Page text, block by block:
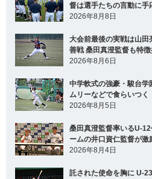
督は選手たちの言動に手
2026年8月8日
大会前最後の実戦は山
善戦 桑田真澄監督も特徴
2026年8月6日
中学軟式の強豪・駿台学
ムリーなどで食らいつく
2026年8月5日
桑田真澄監督率いるU-
ームの井口資仁監督が激
2026年8月4日
託された使命を胸に U-